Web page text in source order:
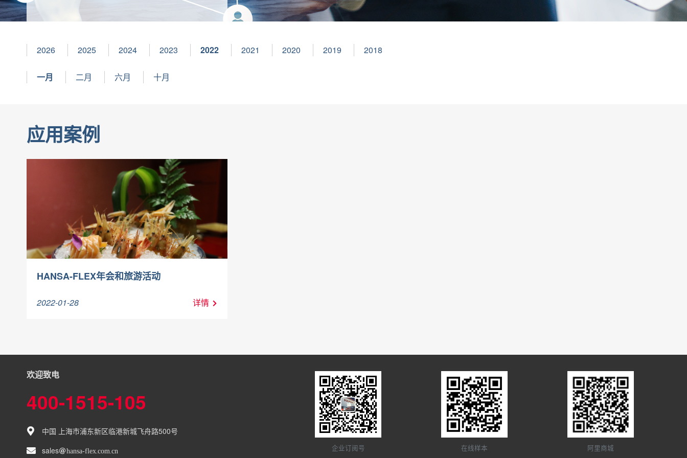
2026 2025 2024 2023 2022 2021 2020 2019 2018
一月 二月 六月 十月
应用案例
2022-01-28
HANSA-FLEX年会和旅游活动
详情
欢迎致电
400-1515-105
中国 上海市浦东新区临港新城飞舟路500号
sales
hansa-flex com cn 企业订阅号 在线样本 阿里商城